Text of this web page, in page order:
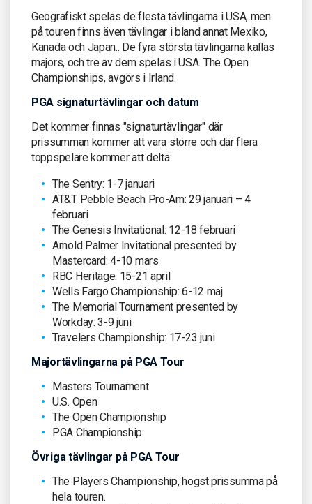
Geografiskt spelas de flesta tävlingarna i USA, men
på touren finns även tävlingar i bland annat Mexiko,
Kanada och Japan.. De fyra största tävlingarna kallas
majors, och tre av dem spelas i USA. The Open
Championships, avgörs i Irland.
PGA signaturtävlingar och datum
Det kommer finnas "signaturtävlingar" där
prissumman kommer att vara större och där flera
toppspelare kommer att delta:
The Sentry: 1-7 januari
AT&T Pebble Beach Pro-Am: 29 januari – 4
februari
The Genesis Invitational: 12-18 februari
Arnold Palmer Invitational presented by
Mastercard: 4-10 mars
RBC Heritage: 15-21 april
Wells Fargo Championship: 6-12 maj
The Memorial Tournament presented by
Workday: 3-9 juni
Travelers Championship: 17-23 juni
Majortävlingarna på PGA Tour
Masters Tournament
U.S. Open
The Open Championship
PGA Championship
Övriga tävlingar på PGA Tour
The Players Championship, högst prissumma på
hela touren.